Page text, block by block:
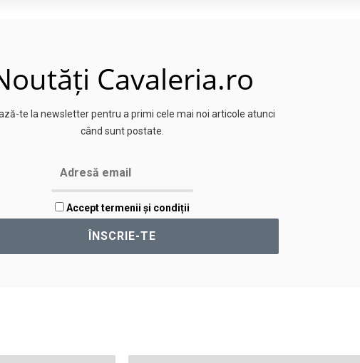
Cavaleria.ro
te la newsletter pentru a primi cele mai noi articole atunci
când sunt postate.
Accept termenii și condiții